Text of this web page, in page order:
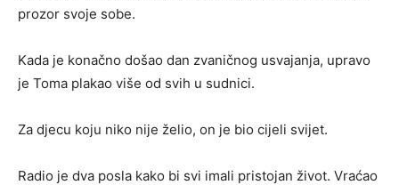
prozor svoje sobe.
Kada je konačno došao dan zvaničnog usvajanja, upravo
je Toma plakao više od svih u sudnici.
Za djecu koju niko nije želio, on je bio cijeli svijet.
Radio je dva posla kako bi svi imali pristojan život. Vraćao